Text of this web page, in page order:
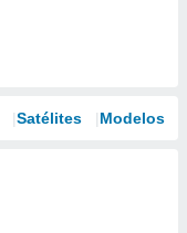
Satélites Modelos